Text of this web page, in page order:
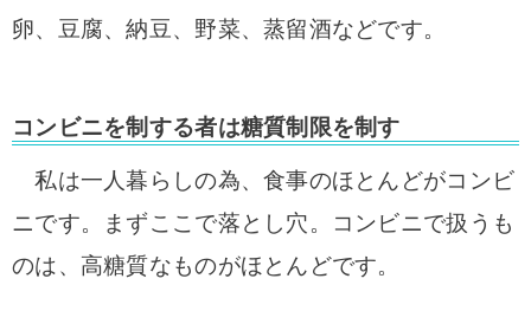
卵、豆腐、納豆、野菜、蒸留酒などです。
コンビニを制する者は糖質制限を制す
私は一人暮らしの為、食事のほとんどがコンビ
ニです。まずここで落とし穴。
コンビニで扱うも
のは、高糖質なものがほとんどです。